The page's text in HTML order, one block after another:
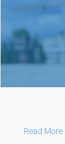
Read More